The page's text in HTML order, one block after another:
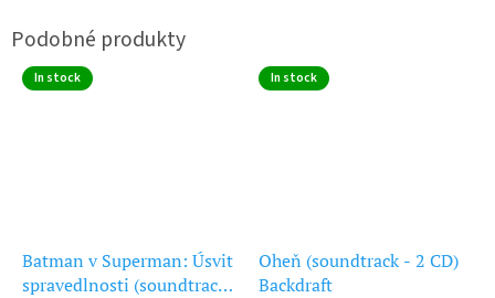
In stock
Batman v Superman: Úsvit
spravedlnosti (soundtrack
In stock
Oheň (soundtrack - 2 CD)
Backdraft